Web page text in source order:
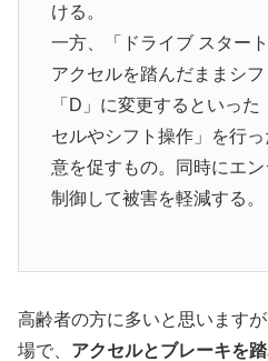
ける。
一方、「ドライブ スター
アクセルを踏んだままシ
「D」に変更するといっ
セルやシフト操作」を行
意を促すもの。同時にエ
制御して被害を軽減する。
高齢者の方に多いと思います
場で、 アクセルとブレーキを